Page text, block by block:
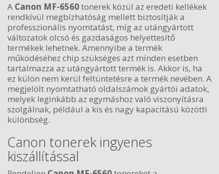
A Canon MF-6560tonerek közül az eredeti kellékek
rendkívül megbízhatóság mellett biztosítják a
professzionális nyomtatást, míg az utángyártott
változatok olcsó és gazdaságos helyettesítő
termékek lehetnek. Amennyibe a termék
működéséhez chip szükséges azt minden esetben
tartalmazza az utángyártott termék is. Akkor is, ha
ez külön nem kerül feltüntetésre a termék nevében. A
megjelölt nyomtatható oldalszámok gyártói adatok,
melyek leginkább az egymáshoz való viszonyításra
szolgálnak, például a kis és nagy kapacitású közötti
különbség.
Canon tonerek ingyenes
kiszállítással